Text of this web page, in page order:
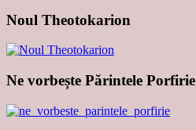
Noul Theotokarion
Ne vorbește Părintele Porfirie